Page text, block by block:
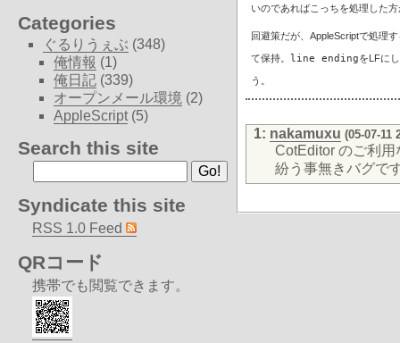
いのであればこっちを処理した
回避策だが、AppleScriptで処理
て保持。 line endingをLFに
う。
1: nakamuxu (05-07-11
CotEditor のご利
紛う事無きバグで
Categories
ぐるりうぇぶ (348)
俺情報 (1)
俺日記 (339)
オープンメール環境 (2)
AppleScript (5)
Search this site
Syndicate this site
RSS 1.0 Feed
QRコード
携帯でも閲覧できます。